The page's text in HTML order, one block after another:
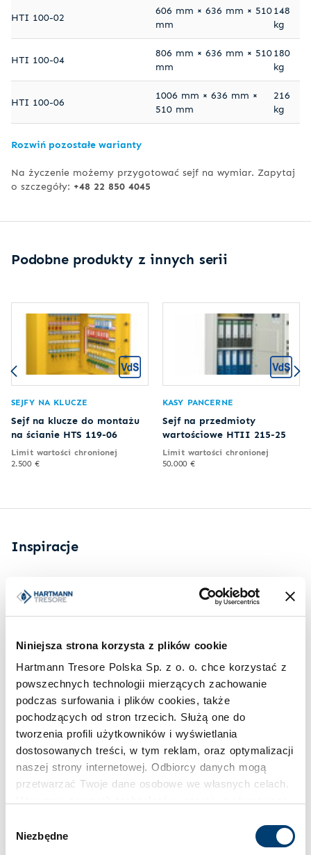
Niniejsza strona korzysta z plików cookie
Hartmann Tresore Polska Sp. z o. o. chce korzystać z
powszechnych technologii mierzących zachowanie
podczas surfowania i plików cookies, także
pochodzących od stron trzecich. Służą one do
tworzenia profili użytkowników i wyświetlania
dostosowanych treści, w tym reklam, oraz optymalizacji
naszej strony internetowej. Odbiorcy danych mogą
przetwarzać Twoje dane osobowe we własnych celach.
zgody
Niezbędne
HTI 100-02
606 mm × 636 mm × 510
mm
148
kg
HTI 100-04
806 mm × 636 mm × 510
mm
180
kg
HTI 100-06
1006 mm × 636 mm ×
510 mm
216
kg
Rozwiń pozostałe warianty
Na życzenie możemy przygotować sejf na wymiar. Zapytaj
o szczegóły: +48 22 850 4045
Podobne produkty z innych serii
SEJFY NA KLUCZE
Sejf na klucze do montażu
na ścianie HTS 119-06
Limit wartości chronionej
2.500 €
KASY PANCERNE
Sejf na przedmioty
wartościowe HTII 215-25
Limit wartości chronionej
50.000 €
Inspiracje